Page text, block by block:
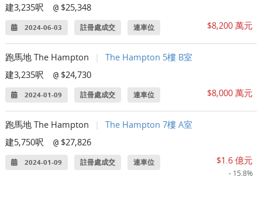
建3,235呎
@ $25,348
2024-06-03 註冊處成交 連車位 $8,200 萬元
跑馬地 The Hampton
The Hampton 5樓 B室
建3,235呎
@ $24,730
2024-01-09 註冊處成交 連車位 $8,000 萬元
跑馬地 The Hampton
The Hampton 7樓 A室
建5,750呎
@ $27,826
2024-01-09 註冊處成交 連車位 $1.6 億元
- 15.8%